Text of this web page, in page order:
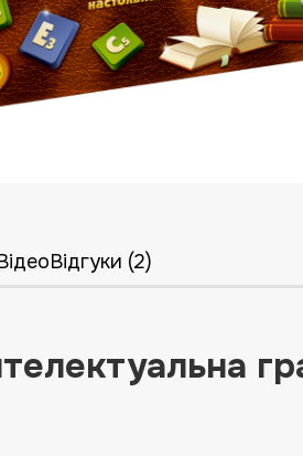
Відгуки (2)